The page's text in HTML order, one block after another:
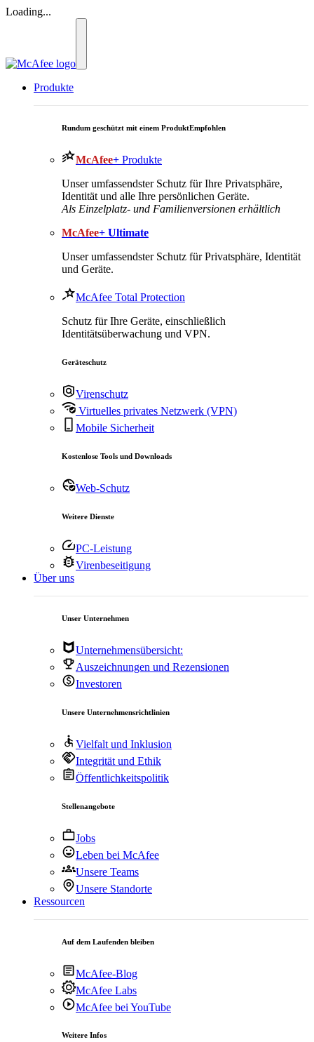
Loading...
Produkte
Rundum geschützt mit einem ProduktEmpfohlen
McAfee+ Produkte
Unser umfassendster Schutz für Ihre Privatsphäre,
Identität und alle Ihre persönlichen Geräte.
Als Einzelplatz- und Familienversionen erhältlich
McAfee+ Ultimate
Unser umfassendster Schutz für Privatsphäre, Identität
und Geräte.
McAfee Total Protection
Schutz für Ihre Geräte, einschließlich
Identitätsüberwachung und VPN.
Geräteschutz
Virenschutz
Virtuelles privates Netzwerk (VPN)
Mobile Sicherheit
Kostenlose Tools und Downloads
Web-Schutz
Weitere Dienste
PC-Leistung
Virenbeseitigung
Über uns
Unser Unternehmen
Unternehmensübersicht:
Auszeichnungen und Rezensionen
Investoren
Unsere Unternehmensrichtlinien
Vielfalt und Inklusion
Integrität und Ethik
Öffentlichkeitspolitik
Stellenangebote
Jobs
Leben bei McAfee
Unsere Teams
Unsere Standorte
Ressourcen
Auf dem Laufenden bleiben
McAfee-Blog
McAfee Labs
McAfee bei YouTube
Weitere Infos